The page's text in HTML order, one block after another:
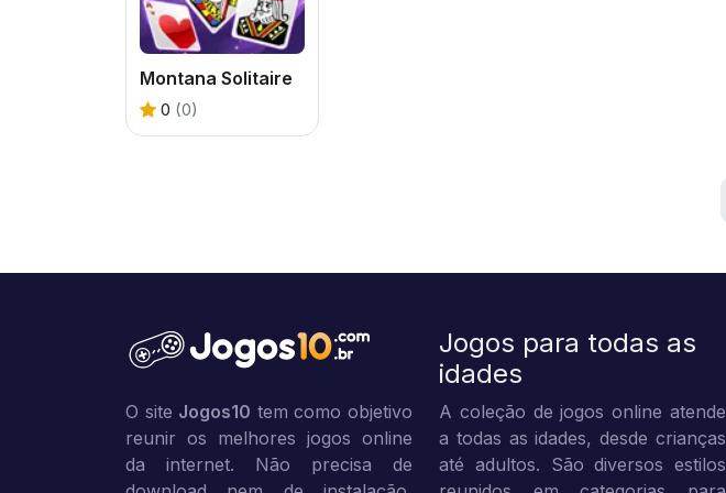
Montana Solitaire
0 (0)
O site Jogos10 tem como objetivo
reunir os melhores jogos online
da internet. Não precisa de
Jogos para todas as
idades
A coleção de jogos online atende
a todas as idades, desde crianças
até adultos. São diversos estilos